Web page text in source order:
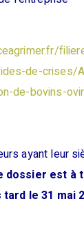
de-crises/
de-bovins-
ayant leur
dossier est à
le 31 mai